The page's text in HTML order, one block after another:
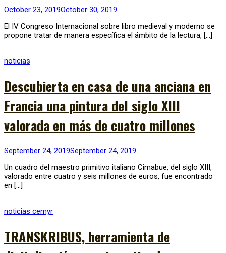
October 23, 2019October 30, 2019
​ ​El IV Congreso Internacional sobre libro medieval y moderno se
propone tratar de manera específica el ámbito de la lectura, […]
noticias
Descubierta en casa de una anciana en
Francia una pintura del siglo XIII
valorada en más de cuatro millones
September 24, 2019September 24, 2019
Un cuadro del maestro primitivo italiano Cimabue, del siglo XIII,
valorado entre cuatro y seis millones de euros, fue encontrado
en […]
noticias cemyr
TRANSKRIBUS, herramienta de